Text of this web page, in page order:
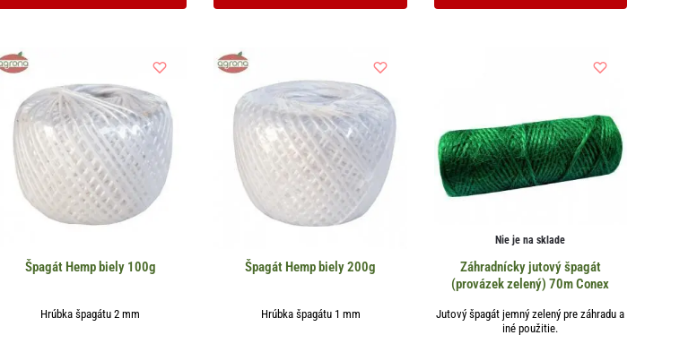
Špagát Hemp biely 100g
Hrúbka špagátu 2 mm
Špagát Hemp biely 200g
Hrúbka špagátu 1 mm
Nie je na sklade
Záhradnícky jutový špagát
(provázek zelený) 70m Conex
Jutový špagát jemný zelený pre záhradu a
iné použitie.